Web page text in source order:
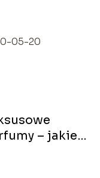
05-20
– jakie